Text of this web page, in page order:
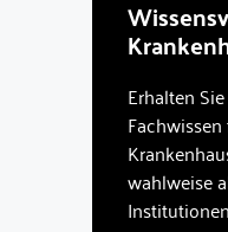
Erhalten
wahlweise